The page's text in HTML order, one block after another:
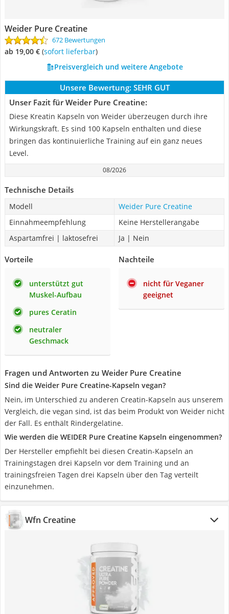
Weider Pure Creatine
672 Bewertungen
ab 19,00 € ( Sofort lieferbar)
Preisvergleich und weitere Angebote
Unsere Bewertung: SEHR GUT
Unser Fazit für Weider Pure Creatine:
Diese Kreatin Kapseln von Weider überzeugen durch ihre
Wirkungskraft. Es sind 100 Kapseln enthalten und diese
bringen das kontinuierliche Training auf ein ganz neues
Level.
08/2026
Technische Details
Modell
Weider Pure Creatine
Einnahmeempfehlung
Keine Herstellerangabe
Aspartamfrei | laktosefrei
Ja | Nein
Vorteile
unterstützt gut
Muskel-Aufbau
pures Ceratin
neutraler
Geschmack
Nachteile
nicht für Veganer
geeignet
Fragen und Antworten zu Weider Pure Creatine
Sind die Weider Pure Creatine-Kapseln vegan?
Nein, im Unterschied zu anderen Creatin-Kapseln aus unserem
Vergleich, die vegan sind, ist das beim Produkt von Weider nicht
der Fall. Es enthält Rindergelatine.
Wie werden die WEIDER Pure Creatine Kapseln eingenommen?
Der Hersteller empfiehlt bei diesen Creatin-Kapseln an
Trainingstagen drei Kapseln vor dem Training und an
trainingsfreien Tagen drei Kapseln über den Tag verteilt
einzunehmen.
Wfn Creatine